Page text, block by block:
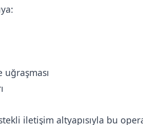
iletişim altyapısıyla bu